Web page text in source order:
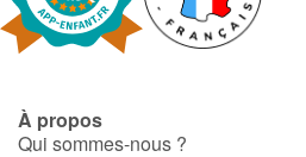
Fable, mythe, littérature et poésie
Ogres, monstres et sorcières
À propos
Qui sommes-nous ?